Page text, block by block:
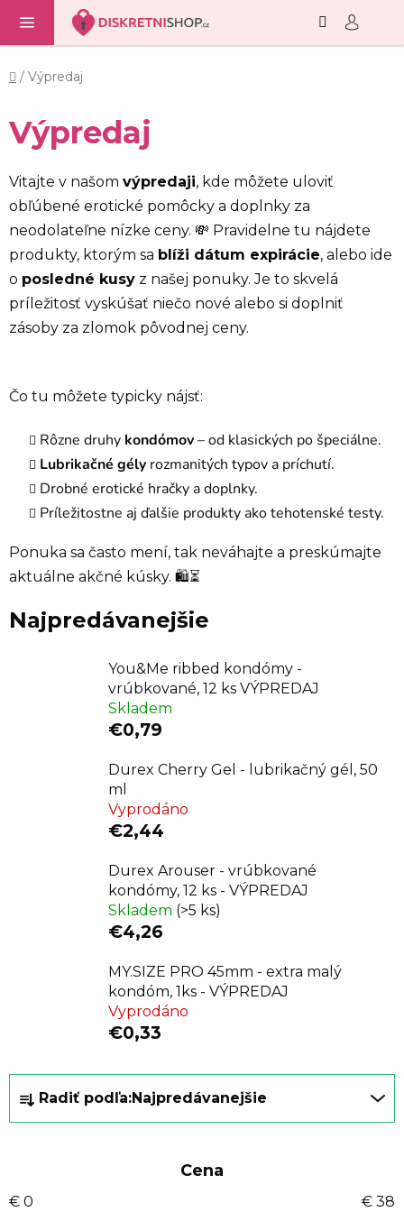
obsah
Domov
/ Výpredaj
Výpredaj
Vitajte v našom výpredaji, kde môžete uloviť
obľúbené erotické pomôcky a doplnky za
neodolateľne nízke ceny. 💸 Pravidelne tu nájdete
produkty, ktorým sa blíži dátum expirácie, alebo ide
o posledné kusy z našej ponuky. Je to skvelá
príležitosť vyskúšať niečo nové alebo si doplniť
zásoby za zlomok pôvodnej ceny.
Čo tu môžete typicky nájsť:
Rôzne druhy kondómov– od klasických po špeciálne.
Lubrikačné gély rozmanitých typov a príchutí.
Drobné erotické hračky a doplnky.
Príležitostne aj ďalšie produkty ako tehotenské testy.
Ponuka sa často mení, tak neváhajte a preskúmajte
aktuálne akčné kúsky. 🛍️⏳
Najpredávanejšie
You&Me ribbed kondómy -
vrúbkované, 12 ks VÝPREDAJ
Skladem
€0,79
Durex Cherry Gel - lubrikačný gél, 50
ml
Vyprodáno
€2,44
Durex Arouser - vrúbkované
kondómy, 12 ks - VÝPREDAJ
Skladem (>5 ks)
€4,26
MY.SIZE PRO 45mm - extra malý
kondóm, 1ks - VÝPREDAJ
Vyprodáno
€0,33
a
d
i
Radiť podľa:Najpredávanejšie
Cena
€ 0 € 38